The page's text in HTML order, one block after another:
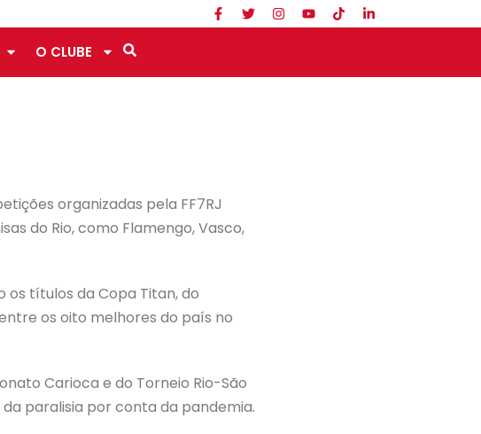
O CLUBE
organizadas pela FF7RJ
do Rio, como Flamengo, Vasco,
os títulos da Copa Titan, do
os oito melhores do país no
Carioca e do Torneio Rio-São
paralisia por conta da pandemia.